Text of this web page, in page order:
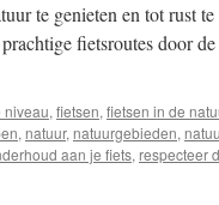
te genieten en tot rust
fietsroutes door
niveau, fietsen, fietsen in de
, natuur, natuurgebieden,
aan je fiets, respecteer